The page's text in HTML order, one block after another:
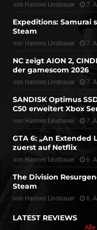
von Hannes Linsbauer 7.
Expeditions: Samurai
Steam
von Hannes Linsbauer 7.
NC zeigt AION 2,
der gamescom 2026
von Hannes Linsbauer 7.
SANDISK Optimus
C50 erweitert Xbox
von Hannes Linsbauer 7.
GTA 6: „An Extended
zuerst auf Netflix
von Hannes Linsbauer 6.
The Division
Steam
von Hannes Linsbauer 6.
LATEST REVIEWS
Alle